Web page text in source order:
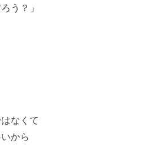
う？」
なくて
から